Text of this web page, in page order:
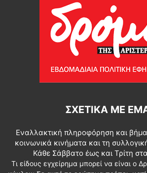
ΣΧΕΤΙΚΆ ΜΕ
Εναλλακτική πληροφόρηση και βήμα
κοινωνικά κινήματα και τη
Κάθε Σάββατο έως και Τρίτη
Τι είδους εγχείρημα μπορεί να είναι ο